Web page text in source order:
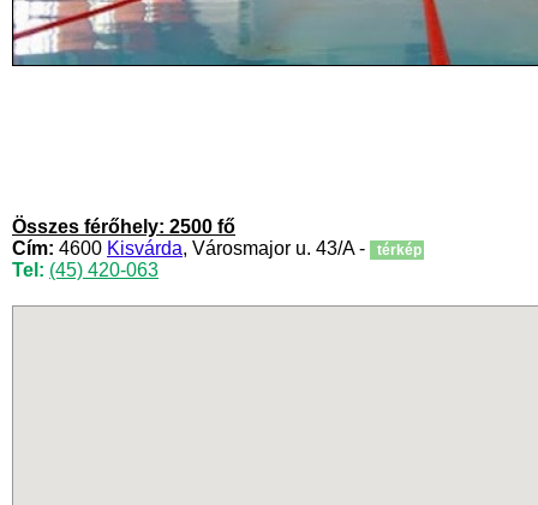
Összes férőhely: 2500 fő
Cím: 4600 Kisvárda, Városmajor u. 43/A - térkép
Tel: (45) 420-063